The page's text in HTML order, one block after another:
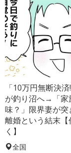
「10万円無断決
が釣り沼へ→「家
味？」限界妻が突
離婚という結末【
く】
全国